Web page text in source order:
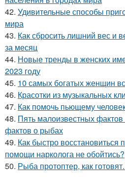
42. Удивительные способы
мира
43. Как сбросить лишний вес и
за месяц
44. Новые тренды в женских
2023 году
45. 10 самых богатых женщин
46. Красотки из музыкальных
47. Как помочь пьющему
48. Пять малоизвестных
фактов о рыбах
49. Как быстро восстановиться
помощи нарколога не обойтись?
50. Рыба протоптер, как